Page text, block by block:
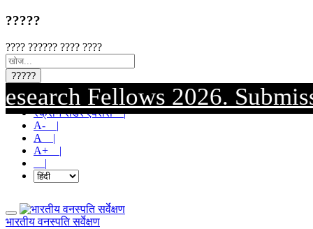
?????
???? ?????? ???? ????
?????
Fellows 2026.
मुख्य सामग्री पर जाएं |
स्क्रीन रीडर एक्सेस |
A- |
A |
A+ |
|
भारतीय वनस्पति सर्वेक्षण